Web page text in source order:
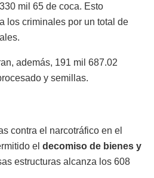
mil 65 de coca. Esto
los criminales por un total de
además, 191 mil 687.02
y semillas.
contra el narcotráfico en el
el decomiso de bienes y
estructuras alcanza los 608